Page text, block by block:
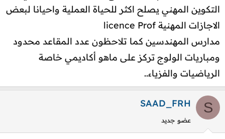
التكوين المهني يصلح اكثر للحياة العملية واحيانا لبعض
الاجازات المهنية licence Prof
مدارس المهندسين كما تلاحظون عدد المقاعد محدود
ومباريات الولوج تركز على ماهو أكاديمي خاصة
الرياضيات والفزياء..
S
SAAD_FRH
عضو جديد